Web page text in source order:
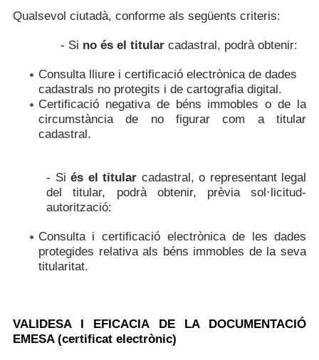
Qualsevol ciutadà, conforme als següents criteris:
- Si no és el titular cadastral, podrà obtenir:
Consulta lliure i certificació electrònica de dades
cadastrals no protegits i de cartografia digital.
Certificació negativa de béns immobles o de la
circumstància de no figurar com a titular
cadastral.
- Siés el titular cadastral, o representant legal
del titular, podrà obtenir, prèvia sol·licitud-
autorització:
Consulta i certificació electrònica de les dades
protegides relativa als béns immobles de la seva
titularitat.
VALIDESA I EFICACIA DE LA DOCUMENTACIÓ
EMESA (certificat electrònic)